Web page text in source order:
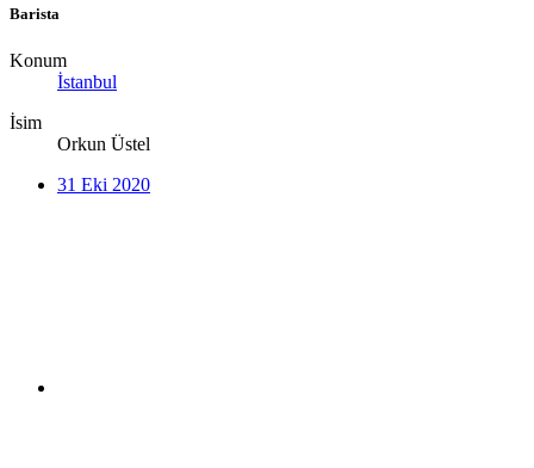
Barista
Konum
İstanbul
İsim
Orkun Üstel
31 Eki 2020